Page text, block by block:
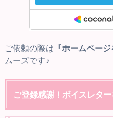
ご依頼の際は 『ホームページ
ムーズです♪
ご登録感謝！ボイスレタ